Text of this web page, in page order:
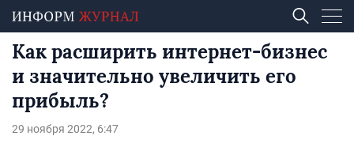
Как расширить интернет-бизнес
и значительно увеличить его
прибыль?
29 ноября 2022, 6:47